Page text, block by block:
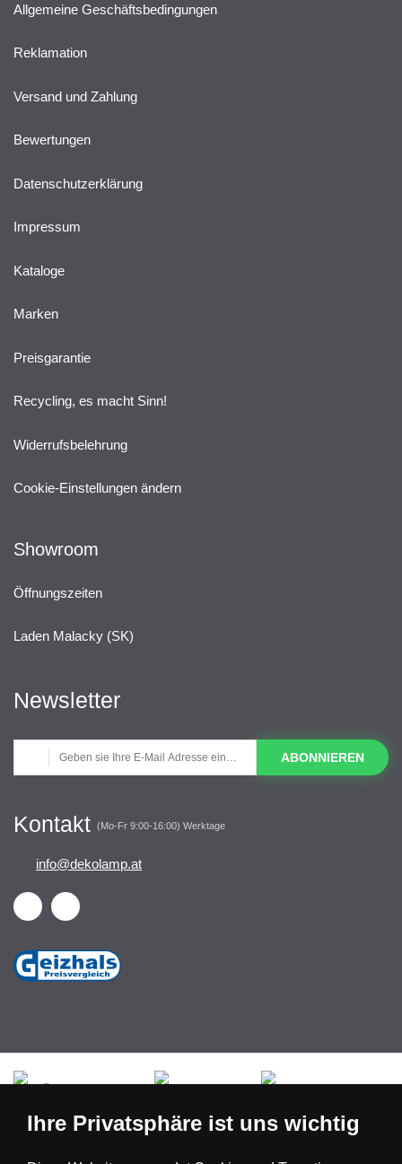
Allgemeine Geschäftsbedingungen
Reklamation
Versand und Zahlung
Bewertungen
Datenschutzerklärung
Impressum
Kataloge
Marken
Preisgarantie
Recycling, es macht Sinn!
Widerrufsbelehrung
Cookie-Einstellungen ändern
Showroom
Öffnungszeiten
Laden Malacky (SK)
Newsletter
ABONNIEREN
Kontakt (Mo-Fr 9:00-16:00) Werktage
info@dekolamp.at
Ihre Privatsphäre ist uns wichtig